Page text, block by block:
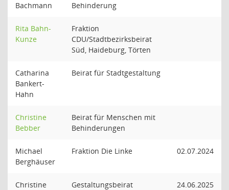
Bachmann
Behinderung
Rita Bahn-
Kunze
Fraktion
CDU/Stadtbezirksbeirat
Süd, Haideburg, Törten
Catharina
Bankert-
Hahn
Beirat für Stadtgestaltung
Christine
Bebber
Beirat für Menschen mit
Behinderungen
Michael
Berghäuser
Fraktion Die Linke 02.07.2024
Christine
Gestaltungsbeirat 24.06.2025